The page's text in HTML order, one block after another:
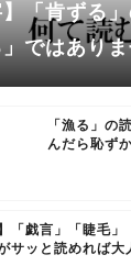
】「肯ずる
」ではありま
「漁る」の
んだら恥ず
「戯言」「睫毛」
サッと読めれば大